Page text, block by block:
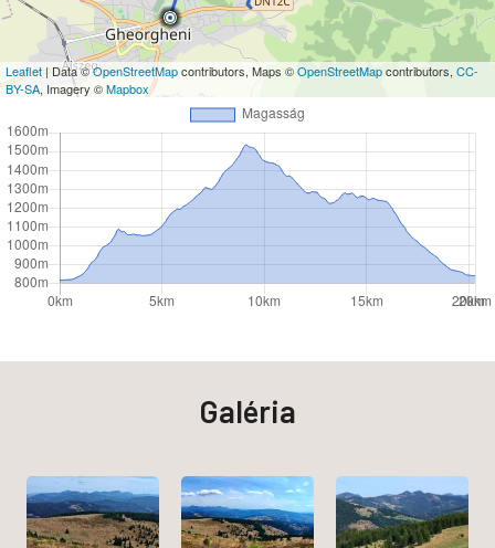
Leaflet| Data ©OpenStreetMapcontributors, Maps ©OpenStreetMapcontributors, CC-
BY-SA, Imagery ©Mapbox
Galéria